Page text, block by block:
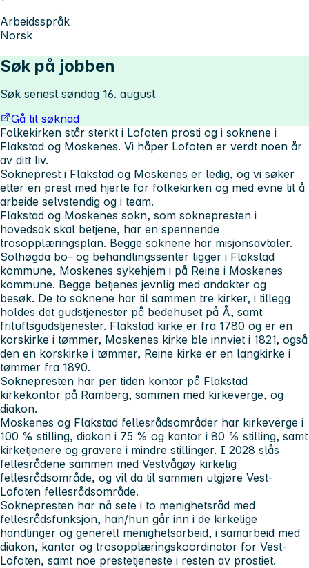
Arbeidsspråk
Norsk
Søk på jobben
Søk senest søndag 16. august
Gå til søknad
Folkekirken står sterkt i Lofoten prosti og i soknene i
Flakstad og Moskenes. Vi håper Lofoten er verdt noen år
av ditt liv.
Sokneprest i Flakstad og Moskenes er ledig, og vi søker
etter en prest med hjerte for folkekirken og med evne til å
arbeide selvstendig og i team.
Flakstad og Moskenes sokn, som soknepresten i
hovedsak skal betjene, har en spennende
trosopplæringsplan. Begge soknene har misjonsavtaler.
Solhøgda bo- og behandlingssenter ligger i Flakstad
kommune, Moskenes sykehjem i på Reine i Moskenes
kommune. Begge betjenes jevnlig med andakter og
besøk. De to soknene har til sammen tre kirker, i tillegg
holdes det gudstjenester på bedehuset på Å, samt
friluftsgudstjenester. Flakstad kirke er fra 1780 og er en
korskirke i tømmer, Moskenes kirke ble innviet i 1821, også
den en korskirke i tømmer, Reine kirke er en langkirke i
tømmer fra 1890.
Soknepresten har per tiden kontor på Flakstad
kirkekontor på Ramberg, sammen med kirkeverge, og
diakon.
Moskenes og Flakstad fellesrådsområder har kirkeverge i
100 % stilling, diakon i 75 % og kantor i 80 % stilling, samt
kirketjenere og gravere i mindre stillinger. I 2028 slås
fellesrådene sammen med Vestvågøy kirkelig
fellesrådsområde, og vil da til sammen utgjøre Vest-
Lofoten fellesrådsområde.
Soknepresten har nå sete i to menighetsråd med
fellesrådsfunksjon, han/hun går inn i de kirkelige
handlinger og generelt menighetsarbeid, i samarbeid med
diakon, kantor og trosopplæringskoordinator for Vest-
Lofoten, samt noe prestetjeneste i resten av prostiet.